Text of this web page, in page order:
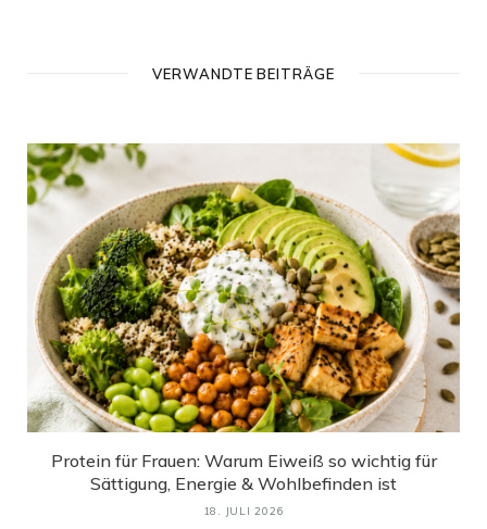
VERWANDTE BEITRÄGE
Protein für Frauen: Warum Eiweiß so wichtig für
Sättigung, Energie & Wohlbefinden ist
18. JULI 2026